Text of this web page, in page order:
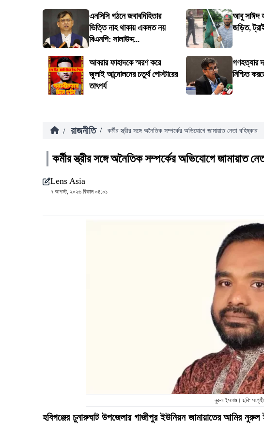
এনসিসি গঠনে জবাবদিহিতার
ভিত্তি নাহ থাকায় একমত নয়
বিএনপি: সালাউদ্দ...
আবু সাঈদ
জড়িত,
আবরার ফাহাদকে স্মরণ করে
জুলাই আন্দোলনের চতুর্থ পোস্টারের
তাৎপর্য
গণহত্যার
নিশ্চিত
/ রাজনীতি / কর্মীর স্ত্রীর সঙ্গে অনৈতিক সম্পর্কের অভিযোগে জামায়াত নেতা বহিষ্কার
কর্মীর স্ত্রীর সঙ্গে অনৈতিক সম্পর্কের অভিযোগে জামায়াত
Lens Asia
৭ আগস্ট, ২০২৬ বিকাল ০৪:০১
নুরুল ইসলাম। ছবি:
হবিগঞ্জের চুনারুঘাট উপজেলার গাজীপুর ইউনিয়ন জামায়াতের আমির